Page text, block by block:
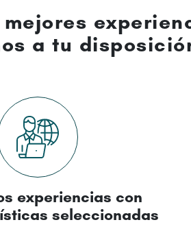
a tu
experiencias con
seleccionadas